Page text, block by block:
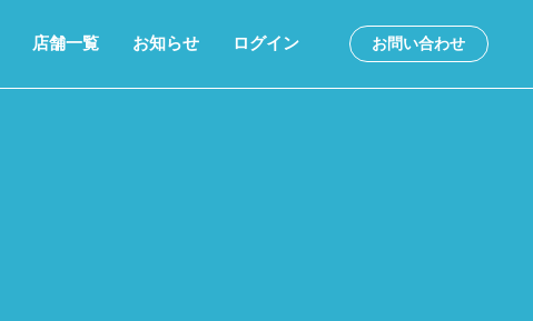
店舗一覧 お知らせ ログイン お問い合わせ